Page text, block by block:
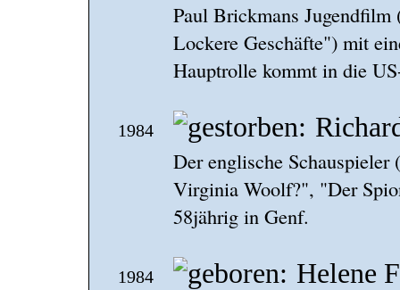
Paul Brickmans
Lockere Geschäfte") mit
Hauptrolle kommt in die
1984
Der englische
Virginia Woolf?", "Der
58jährig in Genf.
1984 Helene